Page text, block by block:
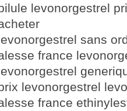
levonorgestrel
sans
france
levonorgestrel
france